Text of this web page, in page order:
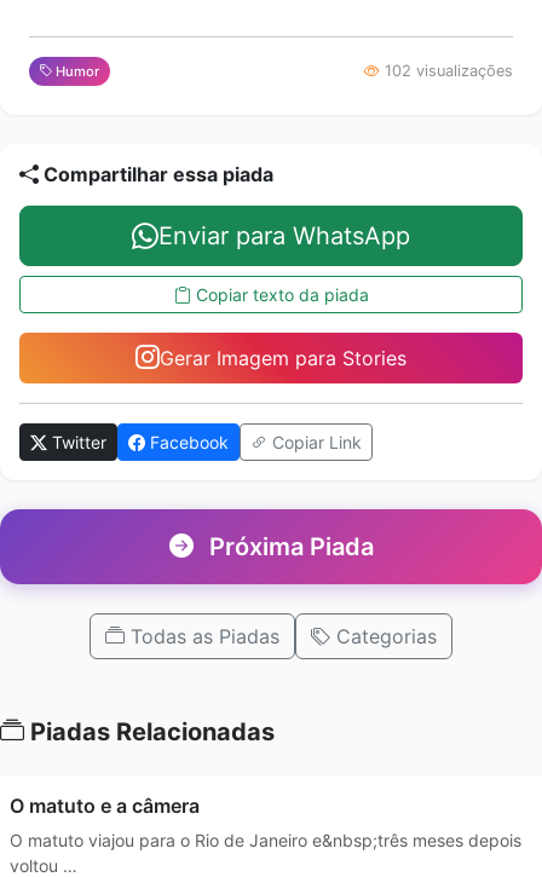
Humor 102 visualizações
Compartilhar essa piada
Enviar para WhatsApp
Copiar texto da piada
Gerar Imagem para Stories
Twitter Facebook Copiar Link
Próxima Piada
Todas as Piadas Categorias
Piadas Relacionadas
O matuto e a câmera
O matuto viajou para o Rio de Janeiro e&nbsp;três meses depois
voltou …